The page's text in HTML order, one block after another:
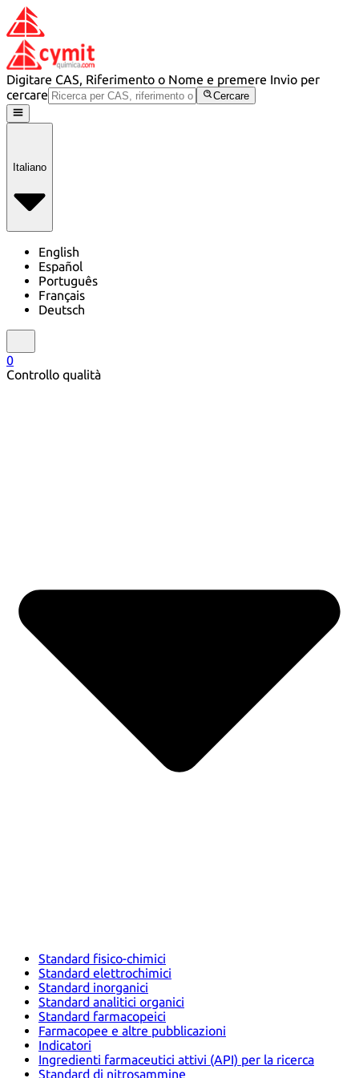
Digitare CAS, Riferimento o Nome e premere Invio per
cercare
Cercare
Italiano
English
Español
Português
Français
Deutsch
0
Controllo qualità
Standard fisico-chimici
Standard elettrochimici
Standard inorganici
Standard analitici organici
Standard farmacopeici
Farmacopee e altre pubblicazioni
Indicatori
Ingredienti farmaceutici attivi (API) per la ricerca
Standard di nitrosammine